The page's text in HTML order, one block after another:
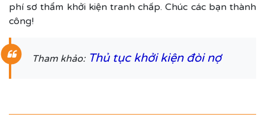
phí sơ thẩm khởi kiện tranh chấp. Chúc các bạn thành
công!
Tham khảo: Thủ tục khởi kiện đòi nợ